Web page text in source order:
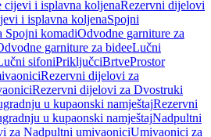
cijevi i isplavna koljenaRezervni dijelovi
i isplavna koljenaSpojni
Spojni komadiOdvodne garniture za
garniture za bideeLučni
sifoniPriključciBrtveProstor
Rezervni dijelovi za
Rezervni dijelovi za Dvostruki
u kupaonski namještajRezervni
u kupaonski namještajNadpultni
za Nadpultni umivaoniciUmivaonici za